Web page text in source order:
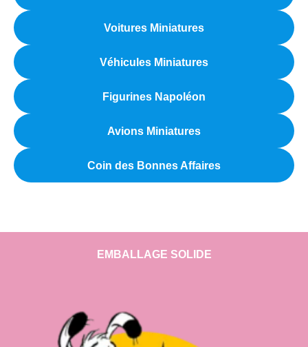
Voitures Miniatures
Véhicules Miniatures
Figurines Napoléon
Avions Miniatures
Coin des Bonnes Affaires
EMBALLAGE SOLIDE